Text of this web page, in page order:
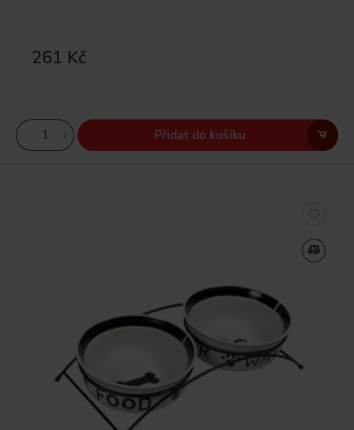
261 Kč
Přidat do košíku